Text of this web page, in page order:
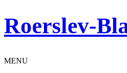
Roerslev-
MENU